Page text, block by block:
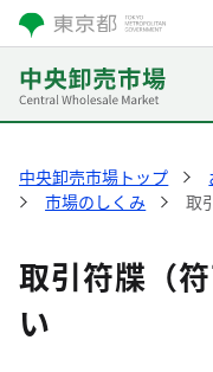
中央卸売市場トップ
市場のしくみ
取
取引符牒（
い